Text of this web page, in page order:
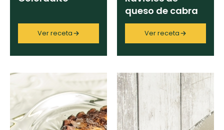
Ver receta
queso de cabra
Ver receta